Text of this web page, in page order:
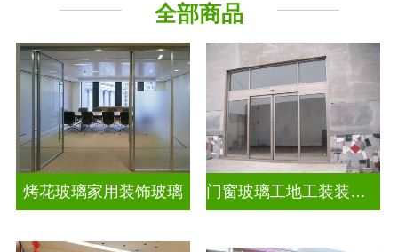
全部商品
烤花玻璃家用装饰玻璃 门窗玻璃工地工装装饰玻璃